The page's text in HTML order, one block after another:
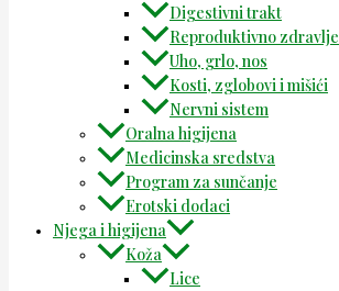
Digestivni trakt
Reproduktivno zdravlje
Uho, grlo, nos
Kosti, zglobovi i mišići
Nervni sistem
Oralna higijena
Medicinska sredstva
Program za sunčanje
Erotski dodaci
Njega i higijena
Koža
Lice